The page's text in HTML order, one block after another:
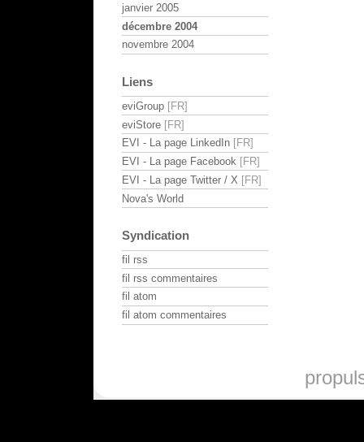
janvier 2005
décembre 2004
novembre 2004
Liens
eviGroup
eviStore
EVI - La page LinkedIn
EVI - La page Facebook
EVI - La page Twitter / X
Nova's World
Syndication
fil rss
fil rss commentaires
fil atom
fil atom commentaires